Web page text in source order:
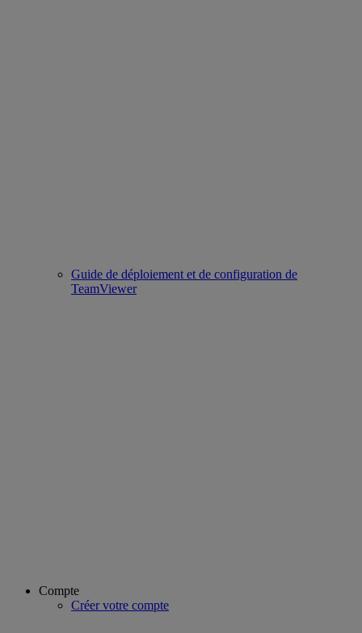
Guide de déploiement et de configuration de
TeamViewer
Compte
Créer votre compte